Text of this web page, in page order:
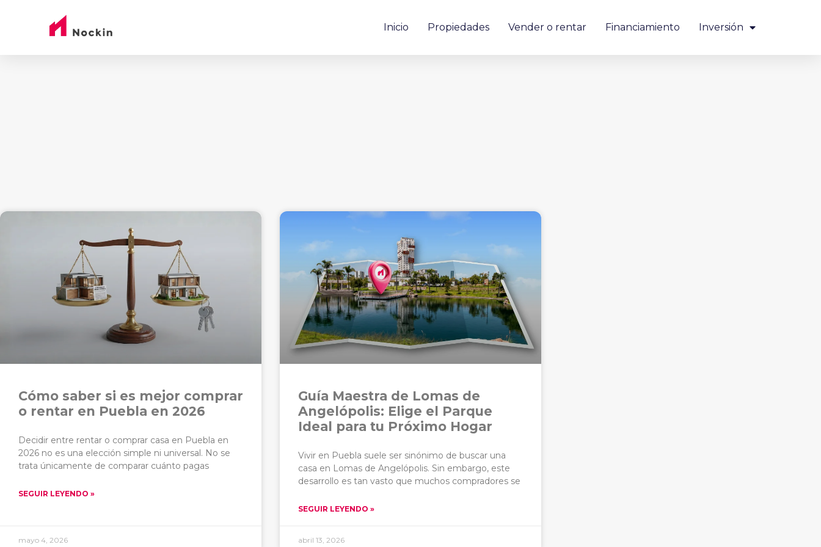
Inicio Propiedades Vender o rentar Financiamiento Inversión
Cómo saber si es mejor comprar
o rentar en Puebla en 2026
Decidir entre rentar o comprar casa en Puebla en
2026 no es una elección simple ni universal. No se
trata únicamente de comparar cuánto pagas
SEGUIR LEYENDO »
mayo 4, 2026
Guía Maestra de Lomas de
Angelópolis: Elige el Parque
Ideal para tu Próximo Hogar
Vivir en Puebla suele ser sinónimo de buscar una
casa en Lomas de Angelópolis. Sin embargo, este
desarrollo es tan vasto que muchos compradores se
SEGUIR LEYENDO »
abril 13, 2026